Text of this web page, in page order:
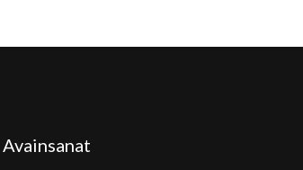
Avainsanat